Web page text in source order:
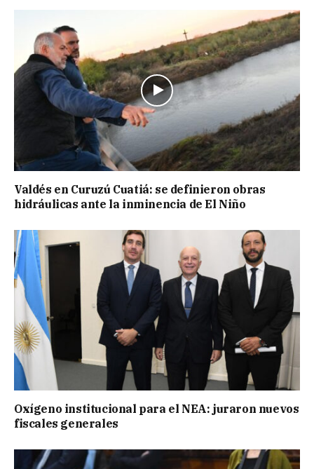
Valdés en Curuzú Cuatiá: se definieron obras
hidráulicas ante la inminencia de El Niño
Oxígeno institucional para el NEA: juraron nuevos
fiscales generales